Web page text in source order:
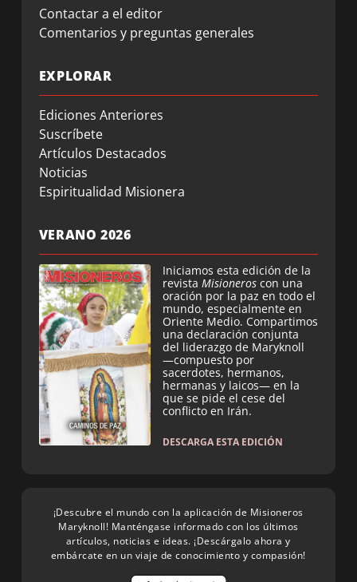
Contactar a el editor
Comentarios y preguntas generales
EXPLORAR
Ediciones Anteriores
Suscríbete
Artículos Destacados
Noticias
Espiritualidad Misionera
VERANO 2026
Iniciamos esta edición de la
revista Misioneros con una
oración por la paz en todo el
mundo, especialmente en
Oriente Medio. Compartimos
una declaración conjunta
del liderazgo de Maryknoll
—compuesto por
sacerdotes, hermanos,
hermanas y laicos— en la
que se pide el cese del
conflicto en Irán.
DESCARGA ESTA EDICIÓN
¡Descubre el mundo con la aplicación de Misioneros
Maryknoll! Manténgase informado con los últimos
artículos, noticias e ideas. ¡Descárgalo ahora y
embárcate en un viaje de conocimiento y compasión!